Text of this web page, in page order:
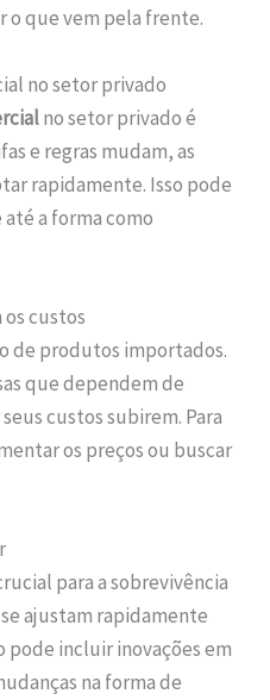
que vem pela frente.
no setor privado
no setor privado é
e regras mudam, as
rapidamente. Isso pode
a forma como
custos
de produtos importados.
que dependem de
custos subirem. Para
os preços ou buscar
para a sobrevivência
ajustam rapidamente
pode incluir inovações em
na forma de